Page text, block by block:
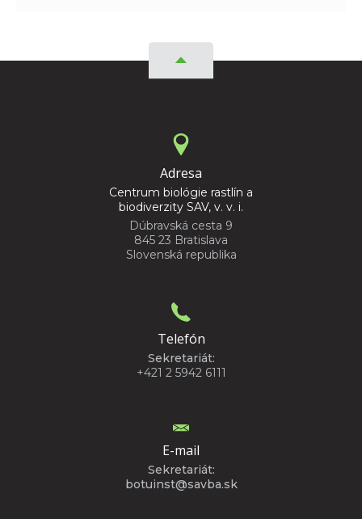
Adresa
Centrum biológie rastlín a
biodiverzity SAV, v. v. i.
Dúbravská cesta 9
845 23 Bratislava
Slovenská republika
Telefón
Sekretariát:
+421 2 5942 6111
E-mail
Sekretariát:
botuinst@savba.sk